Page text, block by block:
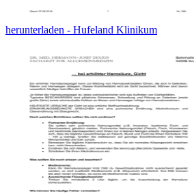
herunterladen - Hufeland Klinikum